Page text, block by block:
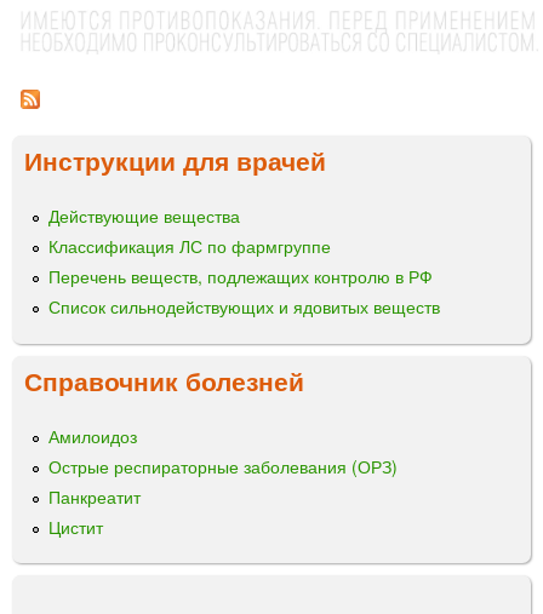
р
о
и
о
в
н
ы
в
с
в
о
а
й
л
т
к
и
р
н
и
ы
Инструкции для врачей
Действующие вещества
Классификация ЛС по фармгруппе
Перечень веществ, подлежащих контролю в РФ
Список сильнодействующих и ядовитых веществ
Справочник болезней
Амилоидоз
Острые респираторные заболевания (ОРЗ)
Панкреатит
Цистит